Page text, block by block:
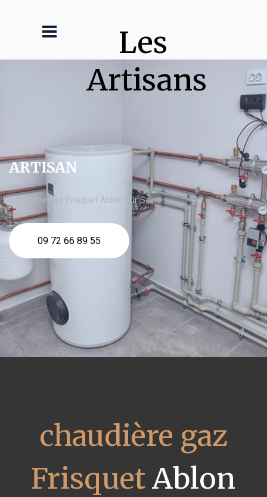
Les
Artisans
ARTISAN
chaudière gaz Frisquet Ablon sur Seine
09 72 66 89 55
chaudière gaz
FrisquetAblon